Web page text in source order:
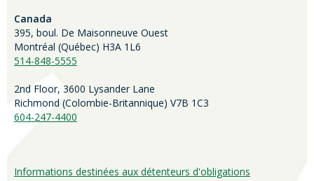
Canada
395, boul. De Maisonneuve Ouest
Montréal (Québec) H3A 1L6
514-848-5555
2nd Floor, 3600 Lysander Lane
Richmond (Colombie-Britannique) V7B 1C3
604-247-4400
Informations destinées aux détenteurs d'obligations